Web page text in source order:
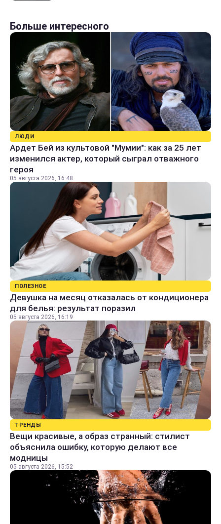
Больше интересного
ЛЮДИ
Ардет Бей из культовой "Мумии": как за 25 лет
изменился актер, который сыграл отважного
героя
05 августа 2026, 16:48
ПОЛЕЗНОЕ
Девушка на месяц отказалась от кондиционера
для белья: результат поразил
05 августа 2026, 16:19
ТРЕНДЫ
Вещи красивые, а образ странный: стилист
объяснила ошибку, которую делают все
модницы
05 августа 2026, 15:52